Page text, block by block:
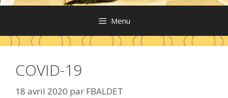
Menu
COVID-19
18 avril 2020 par FBALDET